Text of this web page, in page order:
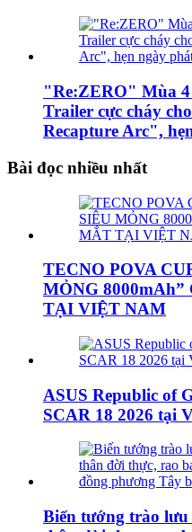
"Re:ZERO" Mùa
Trailer cực cháy
Recapture Arc",
Bài đọc nhiều nhất
TECNO POVA
MỎNG
TẠI VIỆT NAM
ASUS Republic of
SCAR 18 2026 tại
Biến tướng trào